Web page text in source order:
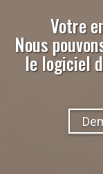
Votre
Nous
le logiciel